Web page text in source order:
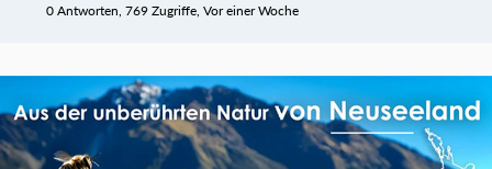
0 Antworten, 769 Zugriffe, Vor einer Woche